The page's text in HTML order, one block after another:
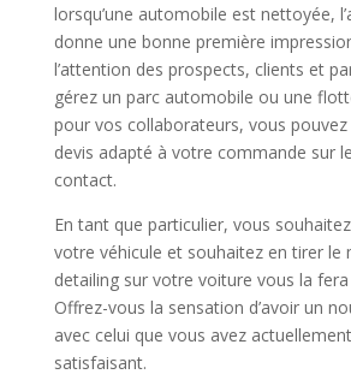
lorsqu’une automobile est nettoyée,
donne une bonne première
l’attention des prospects, clients et
gérez un parc automobile ou une
pour vos collaborateurs, vous
devis adapté à votre commande sur
contact.
En tant que particulier, vous
votre véhicule et souhaitez en tirer le
detailing sur votre voiture vous la
Offrez-vous la sensation d’avoir un
avec celui que vous avez
satisfaisant.